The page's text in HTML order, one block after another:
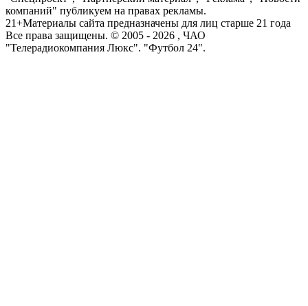
компаний" публикуем на правах рекламы.
21+Материалы сайта предназначены для лиц старше 21 года
Все права защищены. © 2005 - 2026 , ЧАО
"Телерадиокомпания Люкс". "Футбол 24".